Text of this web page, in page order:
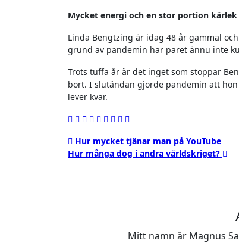
Mycket energi och en stor portion
Linda Bengtzing är idag 48 år gammal
grund av pandemin har paret ännu inte
Trots tuffa år är det inget som stoppar
bort. I slutändan gjorde pandemin att
lever kvar.
Inläggsnavigering
Hur mycket tjänar man på YouTube
Hur många dog i andra världskriget?
Mitt namn är Magnus